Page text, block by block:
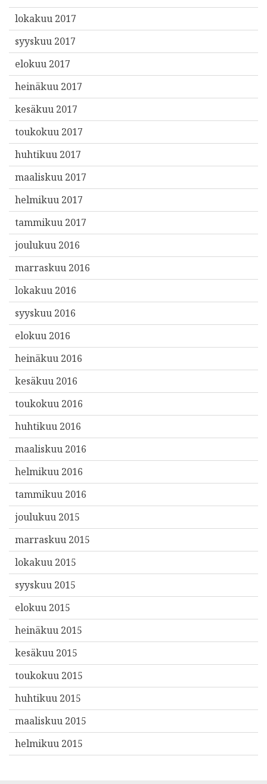
lokakuu 2017
syyskuu 2017
elokuu 2017
heinäkuu 2017
kesäkuu 2017
toukokuu 2017
huhtikuu 2017
maaliskuu 2017
helmikuu 2017
tammikuu 2017
joulukuu 2016
marraskuu 2016
lokakuu 2016
syyskuu 2016
elokuu 2016
heinäkuu 2016
kesäkuu 2016
toukokuu 2016
huhtikuu 2016
maaliskuu 2016
helmikuu 2016
tammikuu 2016
joulukuu 2015
marraskuu 2015
lokakuu 2015
syyskuu 2015
elokuu 2015
heinäkuu 2015
kesäkuu 2015
toukokuu 2015
huhtikuu 2015
maaliskuu 2015
helmikuu 2015